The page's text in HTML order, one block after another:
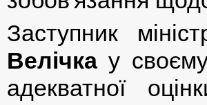
Заступник
Велічкау своєму
адекватної